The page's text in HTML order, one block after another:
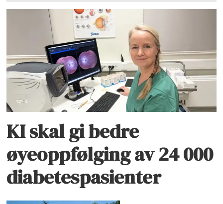
KI skal gi bedre
øyeoppfølging av 24 000
diabetespasienter